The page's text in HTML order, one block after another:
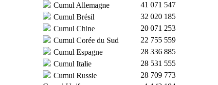
Cumul Allemagne
41 071 547
Cumul Brésil
32 020 185
Cumul Chine
20 071 253
Cumul Corée du Sud
22 755 559
Cumul Espagne
28 336 885
Cumul Italie
28 531 555
Cumul Russie
28 709 773